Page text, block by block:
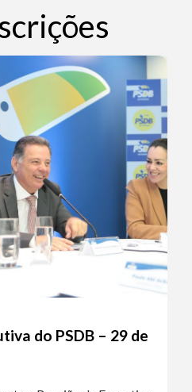
do PSDB – 29 de